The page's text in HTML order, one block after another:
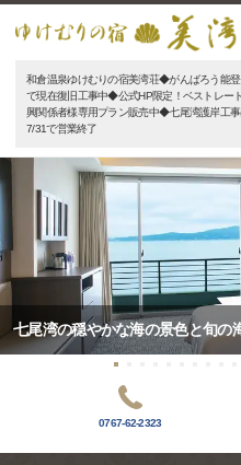
和倉温泉ゆけむりの宿美湾荘◆がんばろう能
で現在復旧工事中◆公式HP限定！ベストレ
興関係者様専用プラン販売中◆七尾湾護岸工
7/31で営業終了
七尾湾の穏やかな海の景色と旬の
0767-62-2323